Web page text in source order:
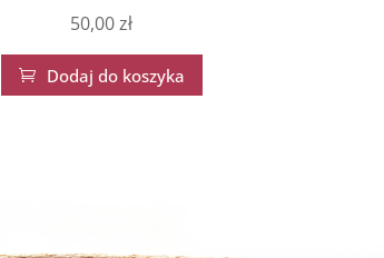
50,00zł
 Dodaj do koszyka